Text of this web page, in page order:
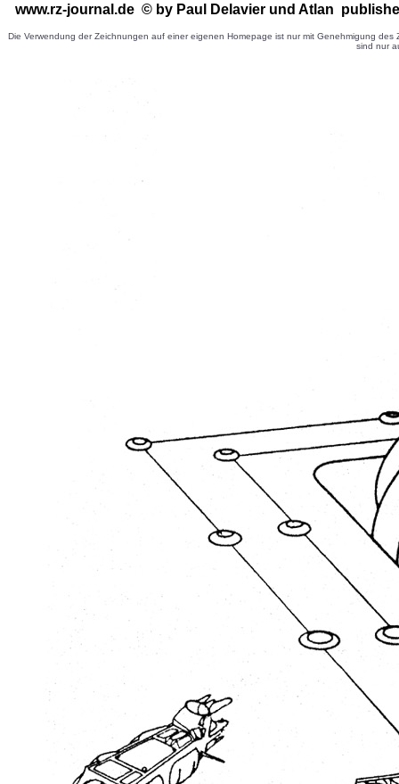
www.rz-journal.de © by Paul Delavier und Atlan
Die Verwendung der Zeichnungen auf einer eigenen Homepage ist nur mit Genehmigung
sind nur